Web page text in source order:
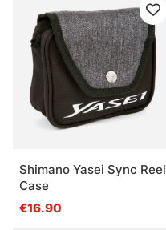
Shimano Yasei Sync Reel
Case
€16.90